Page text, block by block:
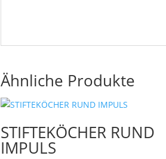
Ähnliche Produkte
STIFTEKÖCHER RUND
IMPULS